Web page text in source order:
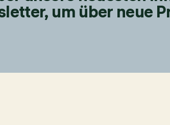
um über neue